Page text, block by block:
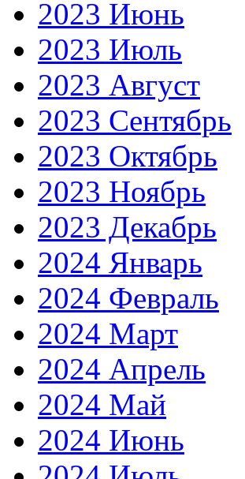
2023 Июнь
2023 Июль
2023 Август
2023 Сентябрь
2023 Октябрь
2023 Ноябрь
2023 Декабрь
2024 Январь
2024 Февраль
2024 Март
2024 Апрель
2024 Май
2024 Июнь